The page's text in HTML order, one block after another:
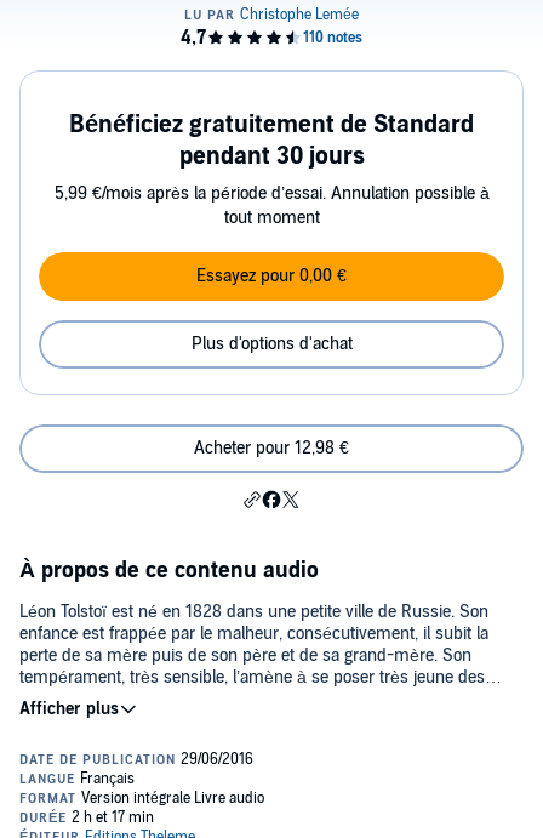
Bénéficiez gratuitement de Standard
pendant 30 jours
5,99 €/mois après la période d’essai. Annulation possible à
tout moment
Essayez pour 0,00 €
Plus d'options d'achat
Acheter pour 12,98 €
À propos de ce contenu audio
Léon Tolstoï est né en 1828 dans une petite ville de Russie. Son
enfance est frappée par le malheur, consécutivement, il subit la
perte de sa mère puis de son père et de sa grand-mère. Son
tempérament, très sensible, l’amène à se poser très jeune des
questions sur les inégalités sociales qu’il voit autour de lui. Il se fait
soldat et les scènes de guerre auxquelles il participe seront la
marie à Sophie Behrs en 1862, il regagne la campagne et débute
une existence très disciplinée mais paisible que vient rompre une
crise de conscience, en 1869, sur la condition humaine. Il se
rapproche alors de la philosophie de Schopenhauer, et marque le